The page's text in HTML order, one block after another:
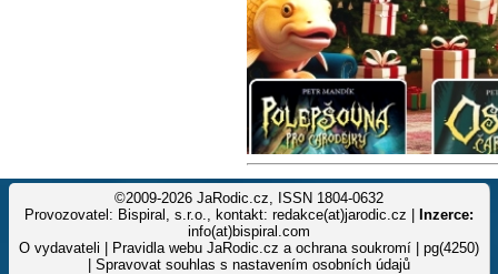
©2009-2026 JaRodic.cz, ISSN 1804-0632
Provozovatel: Bispiral, s.r.o., kontakt: redakce(at)jarodic.cz |
Inzerce:
info(at)bispiral.com
O vydavateli
Pravidla webu JaRodic.cz a ochrana soukromí | pg(4250)
Spravovat souhlas s nastavením osobních údajů